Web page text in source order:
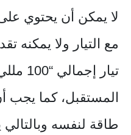
لا يمكن أن يحتوي
مع التيار ولا يمكنه
تيار
المستقبل، كما يجب
طاقة لنفسه